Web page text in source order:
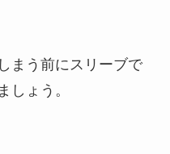
まう前にスリーブで
しょう。